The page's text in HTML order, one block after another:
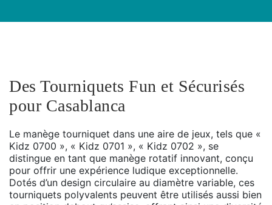
Des Tourniquets Fun et Sécurisés
pour Casablanca
Le manège tourniquet dans une aire de jeux, tels que «
Kidz 0700 », « Kidz 0701 », « Kidz 0702 », se
distingue en tant que manège rotatif innovant, conçu
pour offrir une expérience ludique exceptionnelle.
Dotés d’un design circulaire au diamètre variable, ces
tourniquets polyvalents peuvent être utilisés aussi bien